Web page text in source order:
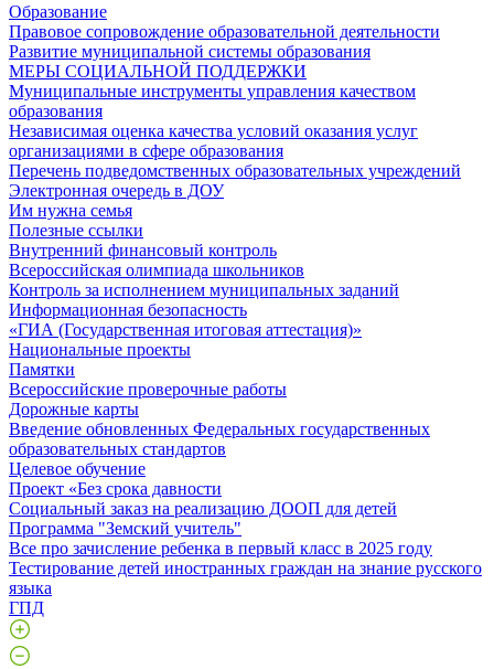
Образование
Правовое сопровождение образовательной деятельности
Развитие муниципальной системы образования
МЕРЫ СОЦИАЛЬНОЙ ПОДДЕРЖКИ
Муниципальные инструменты управления качеством
образования
Независимая оценка качества условий оказания услуг
организациями в сфере образования
Перечень подведомственных образовательных учреждений
Электронная очередь в ДОУ
Им нужна семья
Полезные ссылки
Внутренний финансовый контроль
Всероссийская олимпиада школьников
Контроль за исполнением муниципальных заданий
Информационная безопасность
«ГИА (Государственная итоговая аттестация)»
Национальные проекты
Памятки
Всероссийские проверочные работы
Дорожные карты
Введение обновленных Федеральных государственных
образовательных стандартов
Целевое обучение
Проект «Без срока давности
Социальный заказ на реализацию ДООП для детей
Программа "Земский учитель"
Все про зачисление ребенка в первый класс в 2025 году
Тестирование детей иностранных граждан на знание русского
языка
ГПД